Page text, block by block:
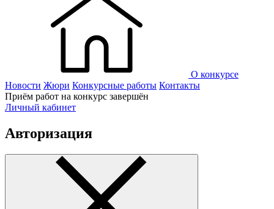
О конкурсе
Новости Жюри Конкурсные работы Контакты
Приём работ на конкурс завершён
Личный кабинет
Авторизация